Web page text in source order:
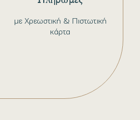
με Χρεωστική & Πιστωτική
κάρτα